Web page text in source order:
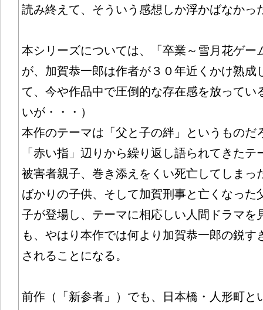
読み終えて、そういう感想しか浮かばなかっ
本シリーズについては、「卒業～雪月花ゲー
が、加賀恭一郎は作者が３０年近くかけ熟成
て、今や作品中で圧倒的な存在感を放ってい
いが・・・）
本作のテーマは「父と子の絆」というものだ
「赤い指」辺りから繰り返し語られてきたテ
被害者親子、巻き添えをくい死亡してしまっ
ばかりの子供、そして加賀刑事と亡くなった
子が登場し、テーマに相応しい人間ドラマを
も、やはり本作では何より加賀恭一郎の鋭す
されることになる。
前作（「新参者」）でも、日本橋・人形町と